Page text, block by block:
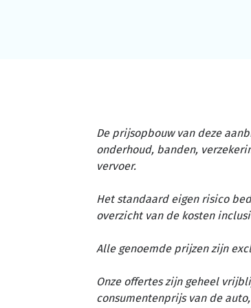
De prijsopbouw van deze
onderhoud, banden,
vervoer.
Het standaard eigen risico
overzicht van de kosten
Alle genoemde prijzen zijn
Onze offertes zijn geheel
consumentenprijs van de